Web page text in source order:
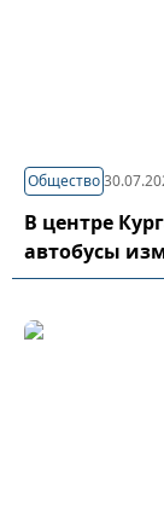
Общество
В центре
автобусы